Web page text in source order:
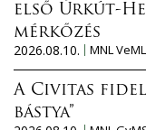
első Úrkút-
mérkőzés
2026.08.10.
MNL VeML
A Civitas
bástya”